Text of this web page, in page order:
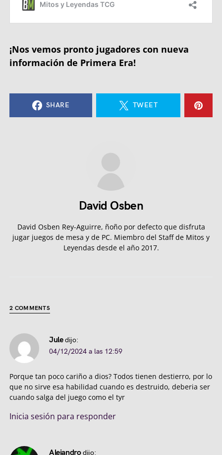
¡Nos vemos pronto jugadores con nueva
información de Primera Era!
SHARE TWEET
David Osben
David Osben Rey-Aguirre, ñoño por defecto que disfruta
jugar juegos de mesa y de PC. Miembro del Staff de Mitos y
Leyendas desde el año 2017.
2 COMMENTS
Jule dijo:
04/12/2024 a las 12:59
Porque tan poco cariño a dios? Todos tienen destierro, por lo
que no sirve esa habilidad cuando es destruido, deberia ser
cuando salga del juego como el tyr
Inicia sesión para responder
Alejandro dijo: